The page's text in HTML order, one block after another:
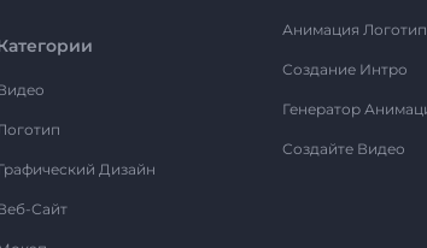
Дизайн
Сайт
Анимация
Создание Интро
Генератор
Создайте Видео